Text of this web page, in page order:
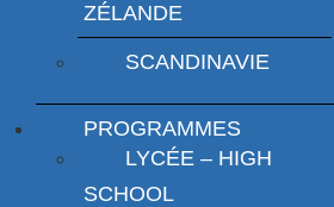
ZÉLANDE
SCANDINAVIE
PROGRAMMES
LYCÉE – HIGH
SCHOOL